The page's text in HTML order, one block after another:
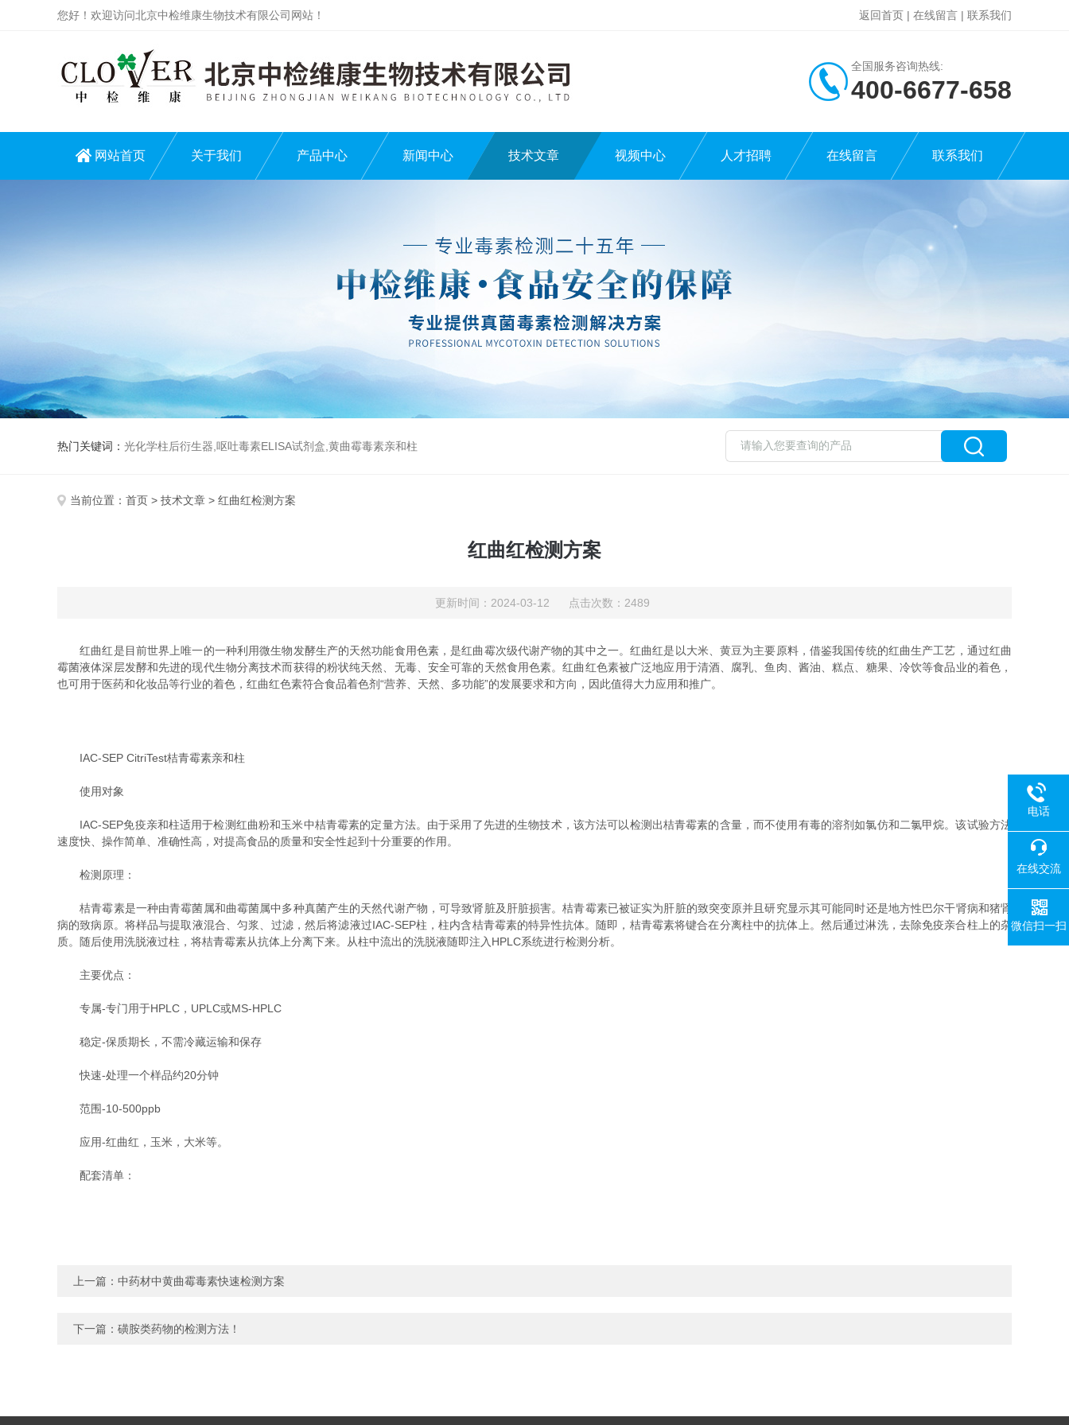
您好！欢迎访问北京中检维康生物技术有限公司网站！ 返回首页 | 在线留言 | 联系我们
全国服务咨询热线:
400-6677-658
网站首页 关于我们 产品中心 新闻中心 技术文章 视频中心 人才招聘 在线留言 联系我们
热门关键词： 光化学柱后衍生器,呕吐毒素ELISA试剂盒,黄曲霉毒素亲和柱
当前位置： 首页 > 技术文章 > 红曲红检测方案
红曲红检测方案
更新时间：2024-03-12 点击次数：2489
红曲红是目前世界上唯一的一种利用微生物发酵生产的天然功能食用色素，是红曲霉次级代谢产物的其中之一。红曲红是以大米、黄豆为主要原料，借鉴我国传统的红曲生产工艺，通过红曲
霉菌液体深层发酵和先进的现代生物分离技术而获得的粉状纯天然、无毒、安全可靠的天然食用色素。红曲红色素被广泛地应用于清酒、腐乳、鱼肉、酱油、糕点、糖果、冷饮等食品业的着色，
也可用于医药和化妆品等行业的着色，红曲红色素符合食品着色剂“营养、天然、多功能”的发展要求和方向，因此值得大力应用和推广。
IAC-SEP CitriTest桔青霉素亲和柱
使用对象
IAC-SEP免疫亲和柱适用于检测红曲粉和玉米中桔青霉素的定量方法。由于采用了先进的生物技术，该方法可以检测出桔青霉素的含量，而不使用有毒的溶剂如氯仿和二氯甲烷。该试验方法
速度快、操作简单、准确性高，对提高食品的质量和安全性起到十分重要的作用。
检测原理：
桔青霉素是一种由青霉菌属和曲霉菌属中多种真菌产生的天然代谢产物，可导致肾脏及肝脏损害。桔青霉素已被证实为肝脏的致突变原并且研究显示其可能同时还是地方性巴尔干肾病和猪肾
病的致病原。将样品与提取液混合、匀浆、过滤，然后将滤液过IAC-SEP柱，柱内含桔青霉素的特异性抗体。随即，桔青霉素将键合在分离柱中的抗体上。然后通过淋洗，去除免疫亲合柱上的杂
质。随后使用洗脱液过柱，将桔青霉素从抗体上分离下来。从柱中流出的洗脱液随即注入HPLC系统进行检测分析。
主要优点：
专属-专门用于HPLC，UPLC或MS-HPLC
稳定-保质期长，不需冷藏运输和保存
快速-处理一个样品约20分钟
范围-10-500ppb
应用-红曲红，玉米，大米等。
配套清单：
上一篇： 中药材中黄曲霉毒素快速检测方案
下一篇： 磺胺类药物的检测方法！
电话
在线交流
微信扫一扫